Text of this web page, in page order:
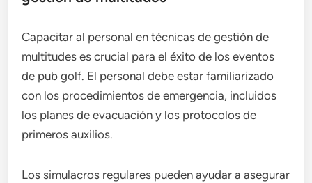
Capacitar al personal en técnicas de gestión de
multitudes es crucial para el éxito de los eventos
de pub golf. El personal debe estar familiarizado
con los procedimientos de emergencia, incluidos
los planes de evacuación y los protocolos de
primeros auxilios.
Los simulacros regulares pueden ayudar a asegurar